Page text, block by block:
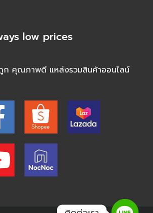
low prices
ก คุณภาพดี แหล่งรวมสินค้าออนไลน์